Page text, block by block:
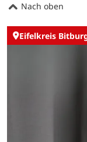
Nach oben
Eifelkreis